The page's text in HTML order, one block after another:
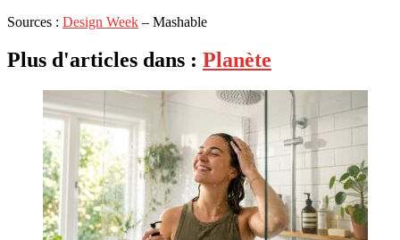
Sources : Design Week – Mashable
Plus d'articles dans : Planète